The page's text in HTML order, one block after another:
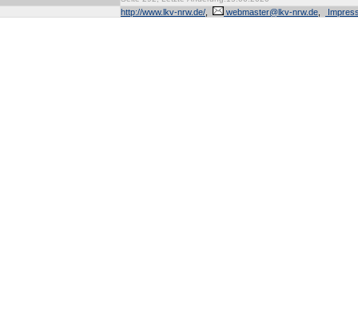
http://www.lkv-nrw.de/ webmaster@lkv-nrw.de